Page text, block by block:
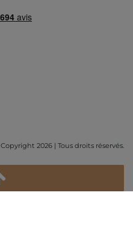
2026 | Tous droits réservés.